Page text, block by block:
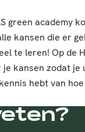
green academy
kansen die er
te leren! Op de
kansen zodat je
hebt van